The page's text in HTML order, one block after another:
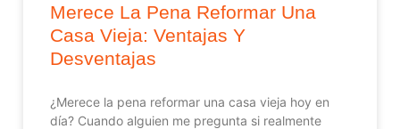
Merece La Pena Reformar Una
Casa Vieja: Ventajas Y
Desventajas
¿Merece la pena reformar una casa vieja hoy en
día? Cuando alguien me pregunta si realmente